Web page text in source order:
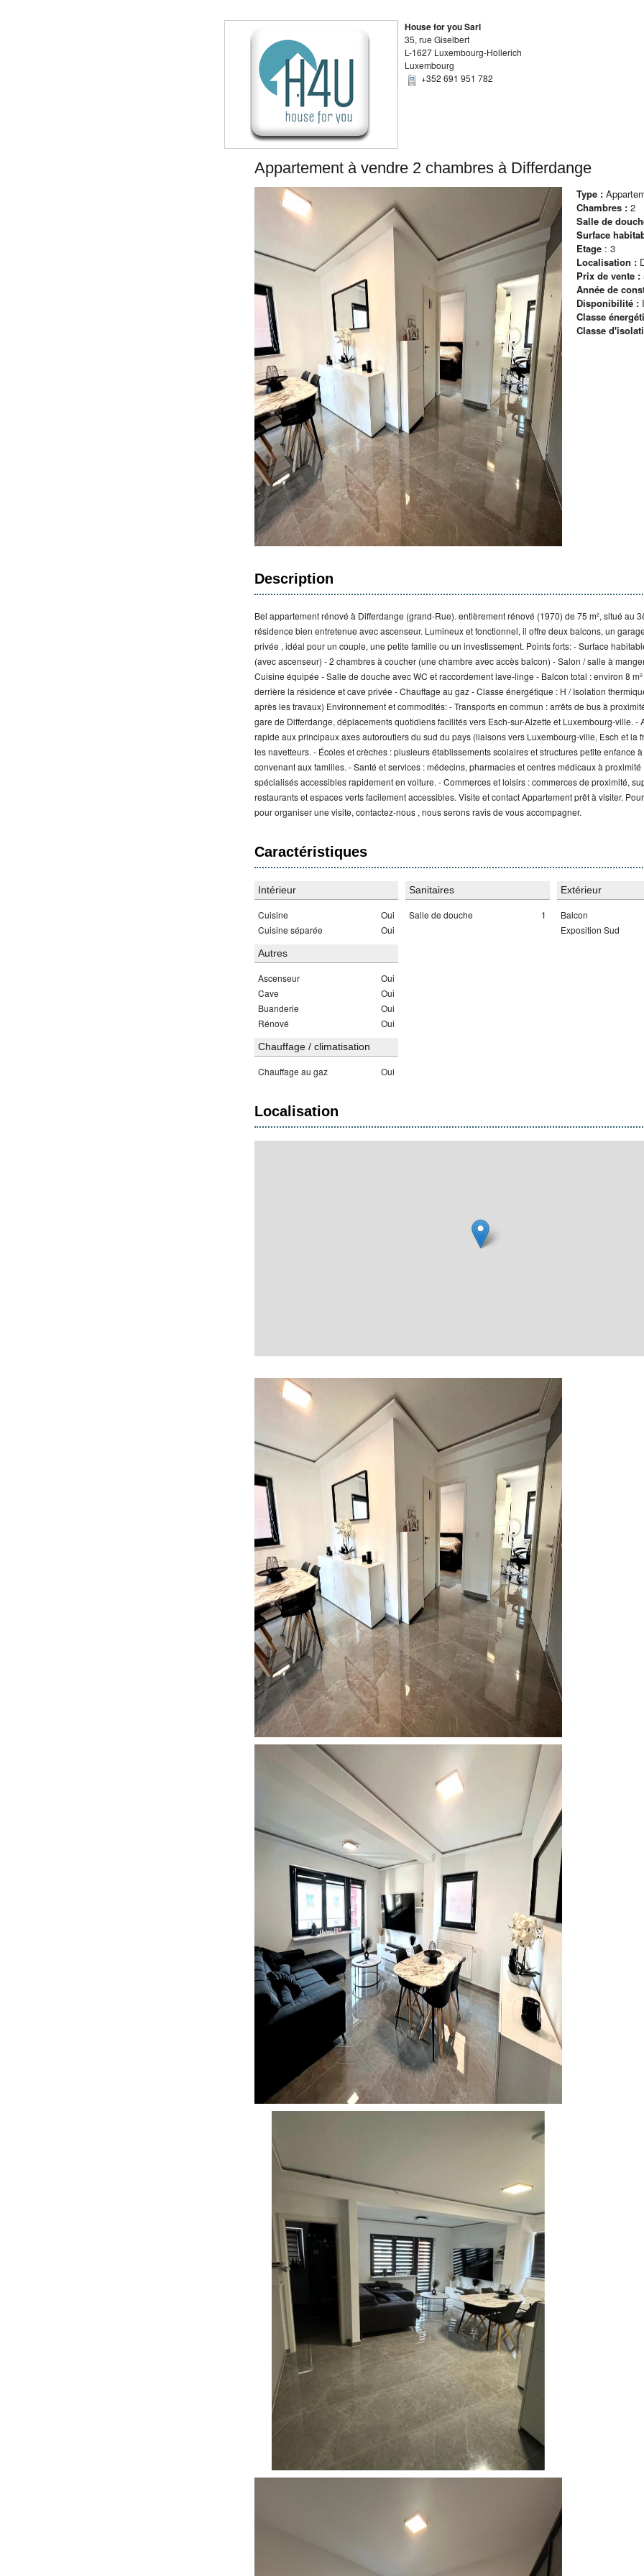
House for you Sarl
35, rue Giselbert
L-1627 Luxembourg-Hollerich
Luxembourg
+352 691 951 782
Appartement à vendre 2 chambres à Differdange
Type :
Chambres : 2
Salle de
Surface
Etage : 3
Localisation :
Prix de vente :
Année de
Disponibilité :
Classe
Classe
Description
Bel appartement rénové à Differdange (grand-Rue). entièrement rénové (1970) de 75 m², situé au
résidence bien entretenue avec ascenseur. Lumineux et fonctionnel, il offre deux balcons, un
privée , idéal pour un couple, une petite famille ou un investissement. Points forts: - Surface
(avec ascenseur) - 2 chambres à coucher (une chambre avec accès balcon) - Salon / salle à
Cuisine équipée - Salle de douche avec WC et raccordement lave-linge - Balcon total : environ 8
derrière la résidence et cave privée - Chauffage au gaz - Classe énergétique : H / Isolation
après les travaux) Environnement et commodités: - Transports en commun : arrêts de bus à
gare de Differdange, déplacements quotidiens facilités vers Esch-sur-Alzette et Luxembourg-ville. -
rapide aux principaux axes autoroutiers du sud du pays (liaisons vers Luxembourg-ville, Esch et la
les navetteurs. - Écoles et crèches : plusieurs établissements scolaires et structures petite enfance
convenant aux familles. - Santé et services : médecins, pharmacies et centres médicaux à
spécialisés accessibles rapidement en voiture. - Commerces et loisirs : commerces de proximité,
restaurants et espaces verts facilement accessibles. Visite et contact Appartement prêt à visiter.
pour organiser une visite, contactez-nous , nous serons ravis de vous accompagner.
Caractéristiques
Intérieur
Cuisine
Oui
Cuisine séparée
Oui
Sanitaires
Salle de douche 1
Extérieur
Balcon
Exposition Sud
Autres
Ascenseur
Oui
Cave
Oui
Buanderie
Oui
Rénové
Oui
Chauffage / climatisation
Chauffage au gaz Oui
Localisation